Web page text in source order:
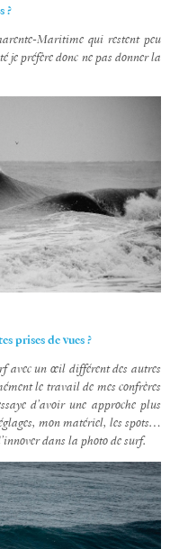
?
Maritime qui restent peu
je préfère donc ne pas donner la
prises de vues ?
avec un œil différent des autres
le travail de mes confrères
d’avoir une approche plus
mon matériel, les spots…
dans la photo de surf.